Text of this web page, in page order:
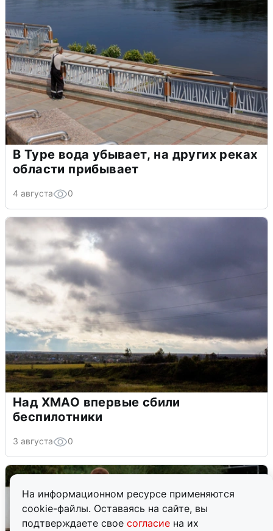
На информационном ресурсе применяются
cookie-файлы. Оставаясь на сайте, вы
подтверждаете свое согласие на их
В Туре вода убывает, на других реках
области прибывает
4 августа 0
Над ХМАО впервые сбили
беспилотники
3 августа 0